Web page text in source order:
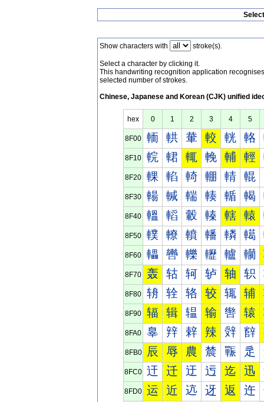
Show characters with stroke(s).
Select a character by clicking it.
This handwriting recognition application
selected number of strokes.
Chinese, Japanese and Korean (CJK) unified
hex 0 1 2 3 4 5
8F00 輀 輁 輂 較 輄 輅
8F10 輐 輑 輒 輓 輔 輕
8F20 輠 輡 輢 輣 輤 輥
8F30 輰 輱 輲 輳 輴 輵
8F40 轀 轁 轂 轃 轄 轅
8F50 轐 轑 轒 轓 轔 轕
8F60 轠 轡 轢 轣 轤 轥
8F70 轰 轱 轲 轳 轴 轵
8F80 辀 辁 辂 较 辄 辅
8F90 辐 辑 辒 输 辔 辕
8FA0 辠 辡 辢 辣 辤 辥
8FB0 辰 辱 農 辳 辴 辵
8FC0 迀 迁 迂 迃 迄 迅
8FD0 运 近 迒 迓 返 迕